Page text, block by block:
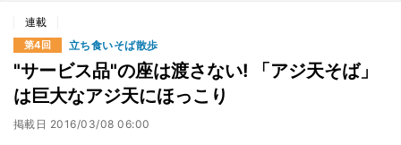
連載
第4回 立ち食いそば散歩
"サービス品"の座は渡さない! 「アジ天そば」
は巨大なアジ天にほっこり
掲載日 2016/03/08 06:00